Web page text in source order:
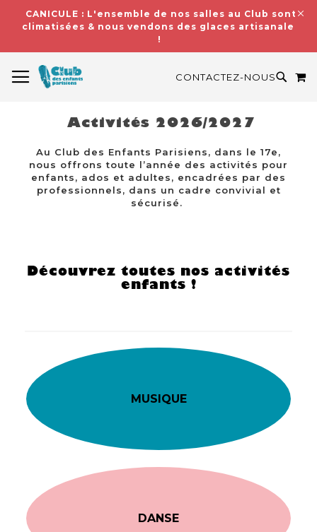
CANICULE : L'ensemble de nos salles au Club sont
climatisées & nous vendons des glaces artisanales
!
CONTACTEZ-NOUS
Activités 2026/2027
Au Club des Enfants Parisiens, dans le 17e,
nous offrons toute l’année des activités pour
enfants, ados et adultes, encadrées par des
professionnels, dans un cadre convivial et
sécurisé.
Découvrez toutes nos activités
enfants !
MUSIQUE
DANSE